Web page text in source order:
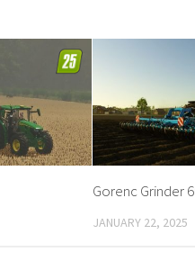
Gorenc Grinder
JANUARY 22, 2025